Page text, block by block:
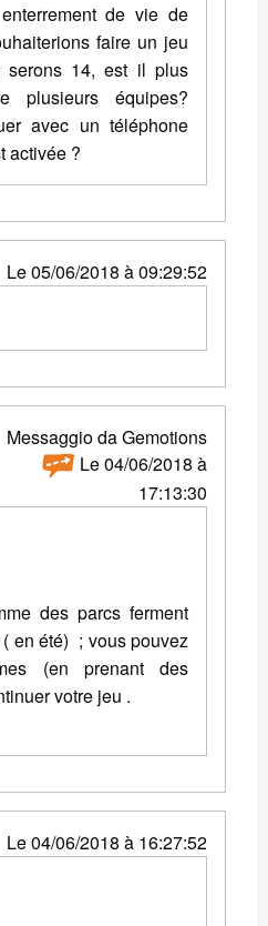
de vie de
faire un jeu
14, est il plus
plusieurs équipes?
avec un téléphone
activée ?
Le 05/06/2018 à 09:29:52
Messaggio da Gemotions
Le 04/06/2018 à
17:13:30
des parcs ferment
en été) ; vous pouvez
(en prenant des
votre jeu .
Le 04/06/2018 à 16:27:52